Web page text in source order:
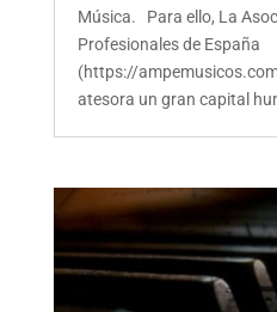
Música. Para ello, La
Profesionales de España
(https://
atesora un gran capital